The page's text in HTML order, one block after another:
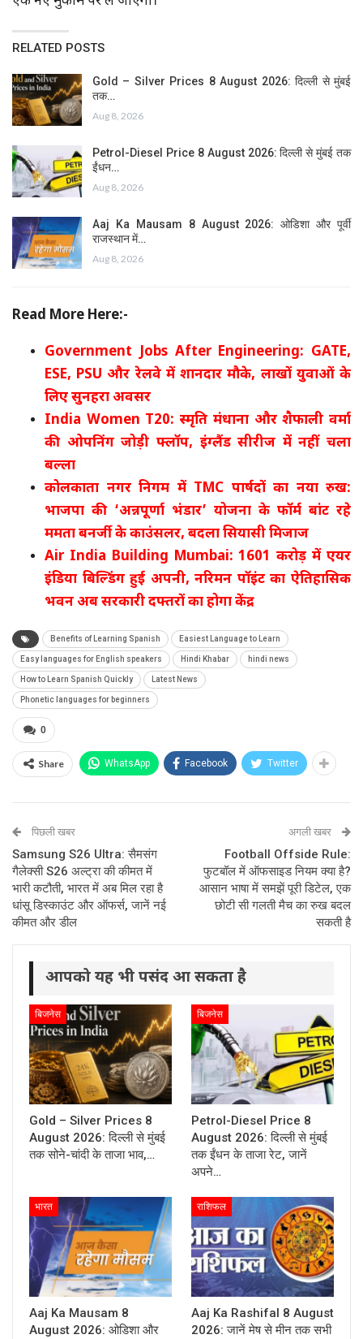
RELATED POSTS
Gold – Silver Prices 8 August 2026: दिल्ली से मुंबई
तक…
Aug 8, 2026
Petrol-Diesel Price 8 August 2026: दिल्ली से मुंबई तक
ईंधन…
Aug 8, 2026
Aaj Ka Mausam 8 August 2026: ओडिशा और पूर्वी
राजस्थान में…
Aug 8, 2026
Read More Here:-
Government Jobs After Engineering: GATE,
ESE, PSU और रेलवे में शानदार मौके, लाखों युवाओं के
लिए सुनहरा अवसर
India Women T20: स्मृति मंधाना और शैफाली वर्मा
की ओपनिंग जोड़ी फ्लॉप, इंग्लैंड सीरीज में नहीं चला
बल्ला
कोलकाता नगर निगम में TMC पार्षदों का नया रुख:
भाजपा की ‘अन्नपूर्णा भंडार’ योजना के फॉर्म बांट रहे
ममता बनर्जी के काउंसलर, बदला सियासी मिजाज
Air India Building Mumbai: 1601 करोड़ में एयर
इंडिया बिल्डिंग हुई अपनी, नरिमन पॉइंट का ऐतिहासिक
भवन अब सरकारी दफ्तरों का होगा केंद्र
Benefits of Learning Spanish Easiest Language to Learn
Easy languages for English speakers Hindi Khabar hindi news
How to Learn Spanish Quickly Latest News
Phonetic languages for beginners
0
Share WhatsApp Facebook Twitter
पिछली खबर
Samsung S26 Ultra: सैमसंग
गैलेक्सी S26 अल्ट्रा की कीमत में
भारी कटौती, भारत में अब मिल रहा है
धांसू डिस्काउंट और ऑफर्स, जानें नई
कीमत और डील
अगली खबर
Football Offside Rule:
फुटबॉल में ऑफसाइड नियम क्या है?
आसान भाषा में समझें पूरी डिटेल, एक
छोटी सी गलती मैच का रुख बदल
सकती है
आपको यह भी पसंद आ सकता है
बिजनेस
Gold – Silver Prices 8
August 2026: दिल्ली से मुंबई
तक सोने-चांदी के ताजा भाव,…
बिजनेस
Petrol-Diesel Price 8
August 2026: दिल्ली से मुंबई
तक ईंधन के ताजा रेट, जानें
अपने…
भारत
Aaj Ka Mausam 8
August 2026: ओडिशा और
राशिफल
Aaj Ka Rashifal 8 August
2026: जानें मेष से मीन तक सभी